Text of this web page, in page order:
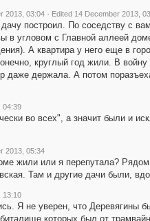
2013, 03:04 · Edited 14 December 2013,
построил. По соседству с
в угловом с Главной аллеей
А квартира у него еще в
круглый год жили. В
даже держала. А потом
04:39
во всех", а значит были и
2013, 05:34
жили или я перепутала?
Там и другие дачи были,
13:10
Я не уверен, что Деревягины
которых был от